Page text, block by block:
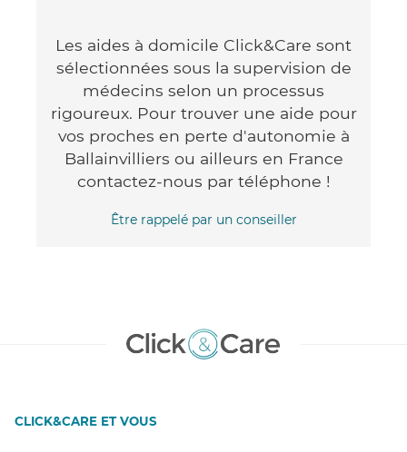
Les aides à domicile Click&Care sont
sélectionnées sous la supervision de
médecins selon un processus
rigoureux. Pour trouver une aide pour
vos proches en perte d'autonomie à
Ballainvilliers ou ailleurs en France
contactez-nous par téléphone !
Être rappelé par un conseiller
CLICK&CARE ET VOUS